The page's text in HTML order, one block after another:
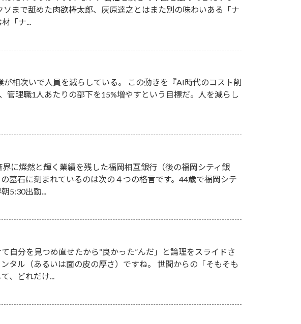
まで舐めた肉欲棒太郎、灰原達之とはまた別の味わいある「ナ
「ナ...
相次いで人員を減らしている。 この動きを『AI時代のコスト削
管理職1人あたりの部下を15%増やすという目標だ。人を減らし
に燦然と輝く業績を残した福岡相互銀行（後の福岡シティ銀
墓石に刻まれているのは次の４つの格言です。44歳で福岡シテ
5:30出勤...
自分を見つめ直せたから“良かった”んだ」と論理をスライドさ
タル（あるいは面の皮の厚さ）ですね。 世間からの「そもそも
、どれだけ...